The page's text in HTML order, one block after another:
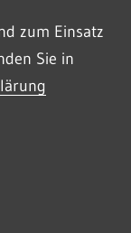
zum Einsatz
Sie in